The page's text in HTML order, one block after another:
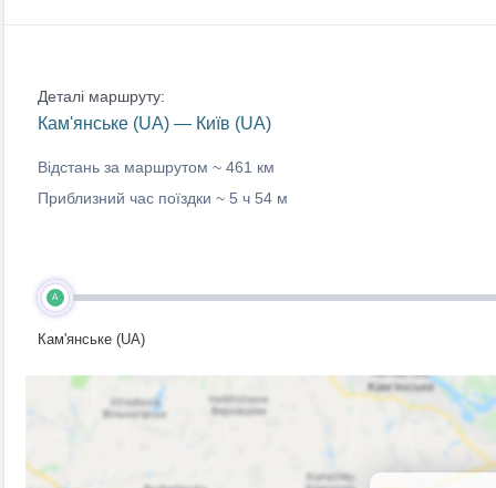
Деталі маршруту:
Кам'янське (UA) — Київ (UA)
Відстань за маршрутом ~ 461 км
Приблизний час поїздки ~ 5 ч 54 м
A
Кам'янське (UA)